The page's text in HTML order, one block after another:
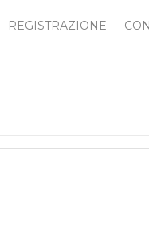
REGISTRAZIONE